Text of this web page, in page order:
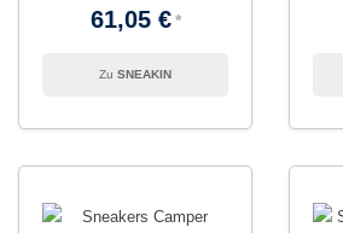
61,05 €
SNEAKIN